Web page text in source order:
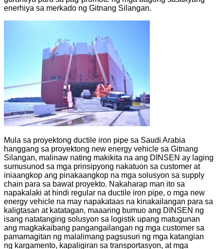
enerhiya sa merkado ng Gitnang Silangan.
Mula sa proyektong ductile iron pipe sa Saudi Arabia
hanggang sa proyektong new energy vehicle sa Gitnang
Silangan, malinaw nating makikita na ang DINSEN ay laging
sumusunod sa mga prinsipyong nakatuon sa customer at
iniaangkop ang pinakaangkop na mga solusyon sa supply
chain para sa bawat proyekto. Nakaharap man ito sa
napakalaki at hindi regular na ductile iron pipe, o mga new
energy vehicle na may napakataas na kinakailangan para sa
kaligtasan at katatagan, maaaring bumuo ang DINSEN ng
isang natatanging solusyon sa logistik upang matugunan
ang magkakaibang pangangailangan ng mga customer sa
pamamagitan ng malalimang pagsusuri ng mga katangian
ng kargamento, kapaligiran sa transportasyon, at mga